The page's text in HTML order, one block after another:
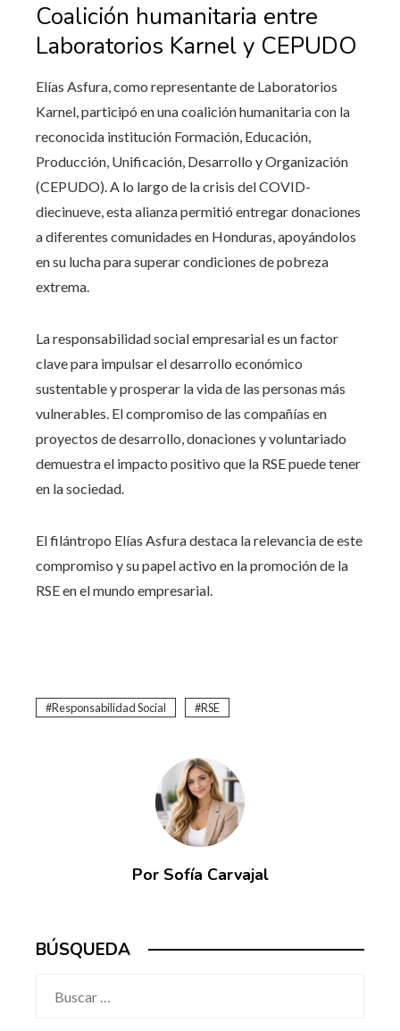
Coalición humanitaria entre
Laboratorios Karnel y CEPUDO
Elías Asfura, como representante de Laboratorios
Karnel, participó en una coalición humanitaria con la
reconocida institución Formación, Educación,
Producción, Unificación, Desarrollo y Organización
(CEPUDO). A lo largo de la crisis del COVID-
diecinueve, esta alianza permitió entregar donaciones
a diferentes comunidades en Honduras, apoyándolos
en su lucha para superar condiciones de pobreza
extrema.
La responsabilidad social empresarial es un factor
clave para impulsar el desarrollo económico
sustentable y prosperar la vida de las personas más
vulnerables. El compromiso de las compañías en
proyectos de desarrollo, donaciones y voluntariado
demuestra el impacto positivo que la RSE puede tener
en la sociedad.
El filántropo Elías Asfura destaca la relevancia de este
compromiso y su papel activo en la promoción de la
RSE en el mundo empresarial.
Responsabilidad Social RSE
Por Sofía Carvajal
BÚSQUEDA